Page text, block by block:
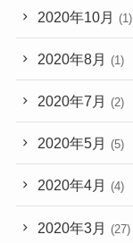
2020年10月 (1)
2020年8月 (1)
2020年7月 (2)
2020年5月 (5)
2020年4月 (4)
2020年3月 (27)